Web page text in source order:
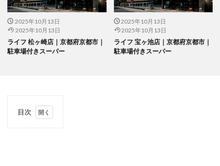
2025年10月13日
2025年10月13日
ライフ 松ヶ崎店｜京都府京都市｜
駐車場付きスーパー
2025年10月13日
2025年10月13日
ライフ 宝ヶ池店｜京都府京都市｜
駐車場付きスーパー
目次